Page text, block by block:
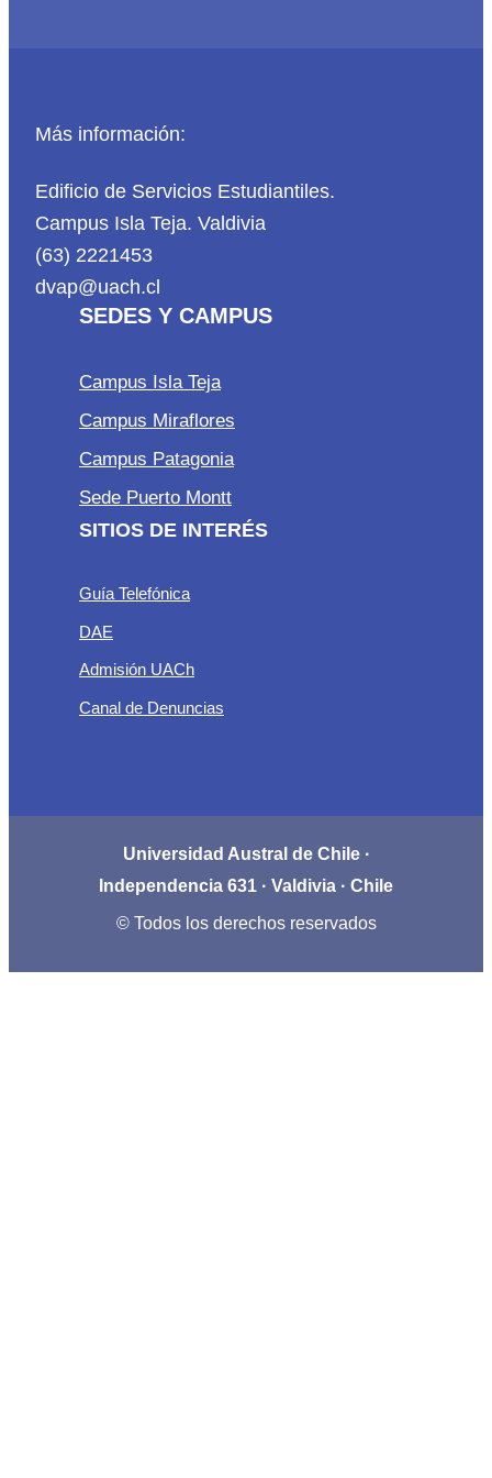
Más información:
Edificio de Servicios Estudiantiles.
Campus Isla Teja. Valdivia
(63) 2221453
dvap@uach.cl
SEDES Y CAMPUS
Campus Isla Teja
Campus Miraflores
Campus Patagonia
Sede Puerto Montt
SITIOS DE INTERÉS
Guía Telefónica
DAE
Admisión UACh
Canal de Denuncias
Universidad Austral de Chile ·
Independencia 631 · Valdivia · Chile
© Todos los derechos reservados